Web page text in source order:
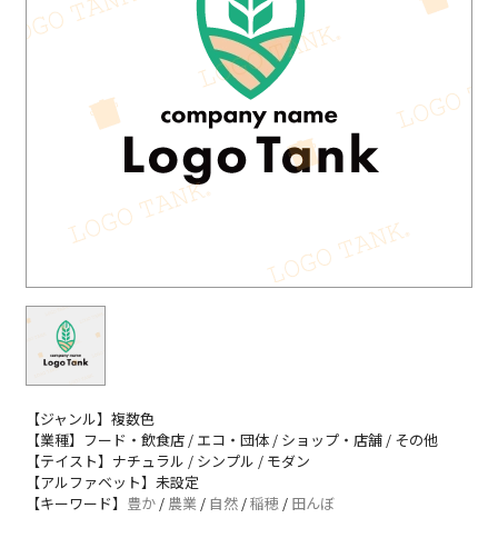
【ジャンル】複数色
【業種】フード・飲食店 / エコ・団体 / ショップ・店舗 / その他
【テイスト】ナチュラル / シンプル / モダン
【アルファベット】未設定
【キーワード】 豊か / 農業 / 自然 /稲穂 / 田んぼ